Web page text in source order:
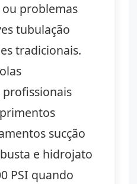
problemas
tubulação
tradicionais.
sucção
e hidrojato
PSI quando